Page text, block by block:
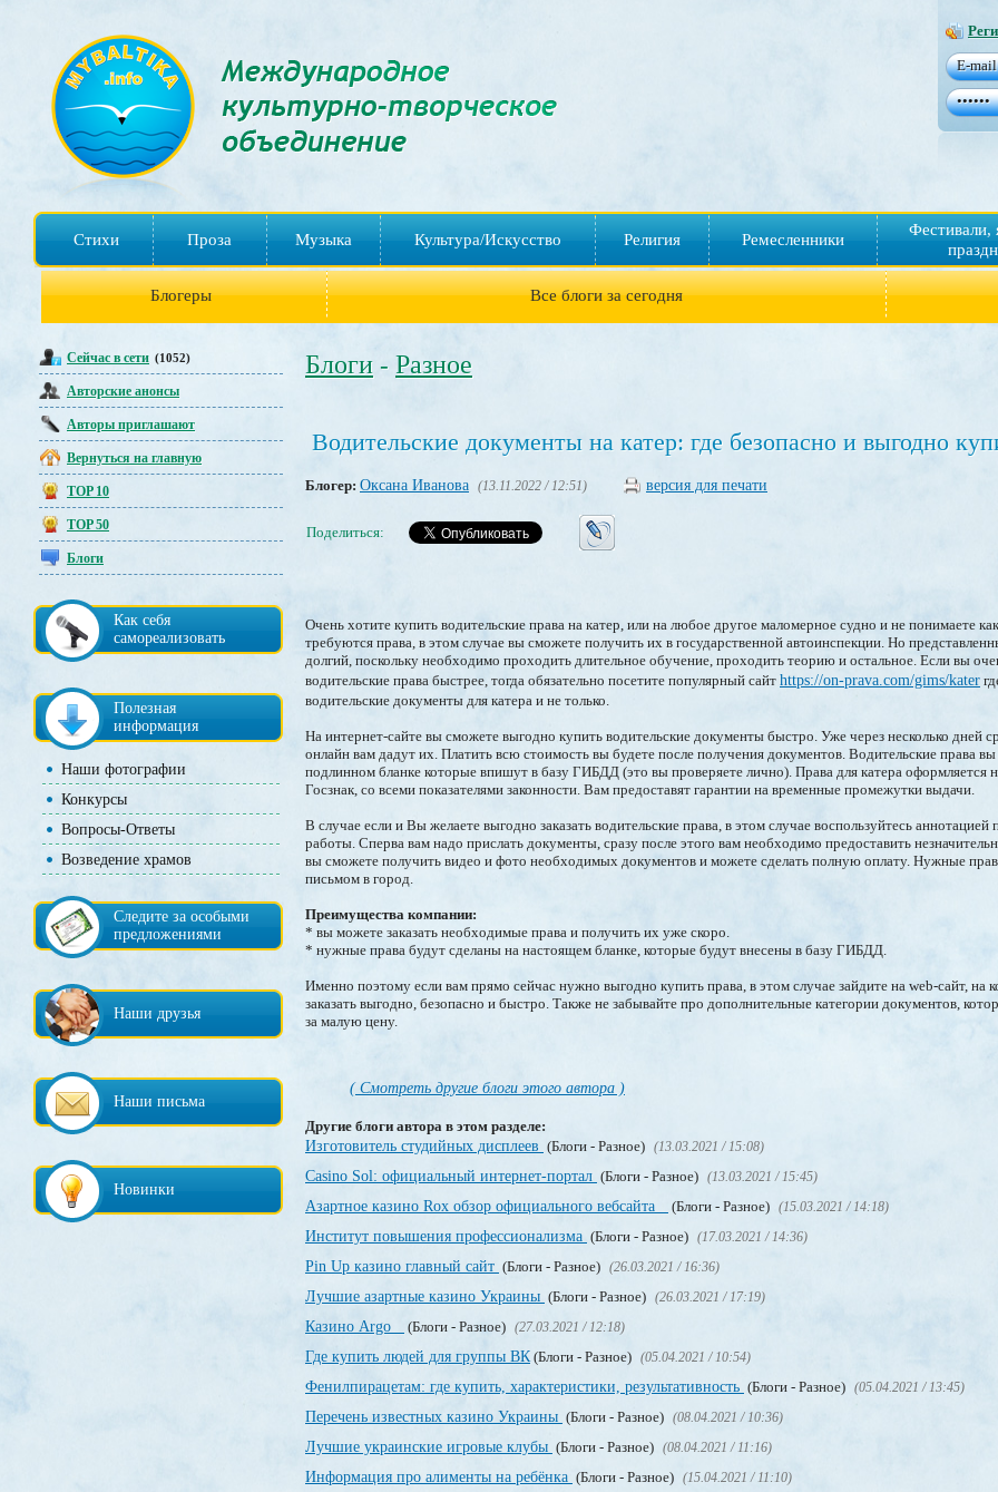
Стихи Проза Музыка Культура/Искусство Религия Ремесленники
Фестивали,
Блогеры Все блоги за сегодня
Сейчас в сети (1052)
Авторские анонсы
Авторы приглашают
Вернуться на главную
TOP 10
TOP 50
Блоги
Как себя
самореализовать
Полезная
информация
Наши фотографии
Конкурсы
Вопросы-Ответы
Возведение храмов
Следите за особыми
предложениями
Наши друзья
Наши письма
Новинки
Блоги - Разное
Водительские документы на катер: где безопасно и выгодно
Блогер: Оксана Иванова (13.11.2022 / 12:51) версия для печати
Поделиться:
Очень хотите купить водительские права на катер, или на любое другое маломерное судно и не понимаете
требуются права, в этом случае вы сможете получить их в государственной автоинспекции. Но
долгий, поскольку необходимо проходить длительное обучение, проходить теорию и остальное. Если вы
водительские права быстрее, тогда обязательно посетите популярный сайт https://on-prava.com/gims/kater
водительские документы для катера и не только.
На интернет-сайте вы сможете выгодно купить водительские документы быстро. Уже через несколько дней
онлайн вам дадут их. Платить всю стоимость вы будете после получения документов. Водительские права вы
подлинном бланке которые впишут в базу ГИБДД (это вы проверяете лично). Права для катера оформляется
Госзнак, со всеми показателями законности. Вам предоставят гарантии на временные промежутки выдачи.
В случае если и Вы желаете выгодно заказать водительские права, в этом случае воспользуйтесь аннотацией
работы. Сперва вам надо прислать документы, сразу после этого вам необходимо предоставить
вы сможете получить видео и фото необходимых документов и можете сделать полную оплату. Нужные
письмом в город.
Преимущества компании:
* вы можете заказать необходимые права и получить их уже скоро.
* нужные права будут сделаны на настоящем бланке, которые будут внесены в базу ГИБДД.
Именно поэтому если вам прямо сейчас нужно выгодно купить права, в этом случае зайдите на web-сайт, на
заказать выгодно, безопасно и быстро. Также не забывайте про дополнительные категории документов,
за малую цену.
( Смотреть другие блоги этого автора )
Другие блоги автора в этом разделе:
Изготовитель студийных дисплеев (Блоги - Разное) (13.03.2021 / 15:08)
Casino Sol: официальный интернет-портал (Блоги - Разное) (13.03.2021 / 15:45)
Азартное казино Rox обзор официального вебсайта (Блоги - Разное) (15.03.2021 / 14:18)
Институт повышения профессионализма (Блоги - Разное) (17.03.2021 / 14:36)
Pin Up казино главный сайт (Блоги - Разное) (26.03.2021 / 16:36)
Лучшие азартные казино Украины (Блоги - Разное) (26.03.2021 / 17:19)
Казино Argo (Блоги - Разное) (27.03.2021 / 12:18)
Где купить людей для группы ВК(Блоги - Разное) (05.04.2021 / 10:54)
Фенилпирацетам: где купить, характеристики, результативность (Блоги - Разное) (05.04.2021 / 13:45)
Перечень известных казино Украины (Блоги - Разное) (08.04.2021 / 10:36)
Лучшие украинские игровые клубы (Блоги - Разное) (08.04.2021 / 11:16)
Информация про алименты на ребёнка (Блоги - Разное) (15.04.2021 / 11:10)